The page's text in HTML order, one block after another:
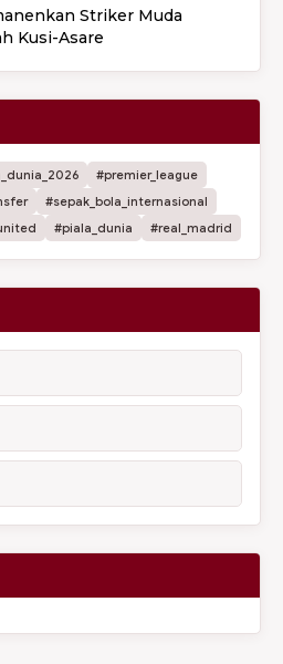
Striker Muda
Kusi-Asare
#premier_league
#sepak_bola_internasional
#piala_dunia #real_madrid